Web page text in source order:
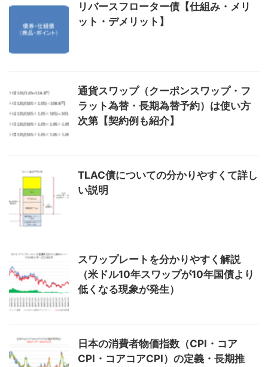
リバースフローター債【仕組み・メリ
ット・デメリット】
通貨スワップ（クーポンスワップ・フ
ラット為替・長期為替予約）は使い方
次第【契約例も紹介】
TLAC債についての分かりやすくて詳し
い説明
スワップレートを分かりやすく解説
（米ドル10年スワップが10年国債より
低くなる現象が発生）
日本の消費者物価指数（CPI・コア
CPI・コアコアCPI）の定義・長期推